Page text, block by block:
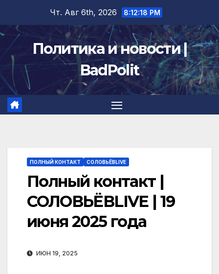
содержимому
Чт. Авг 6th, 2026 8:12:19 PM
Политика и новости |
BadPolit
ПОЛНЫЙ КОНТАКТ СОЛОВЬЁВLIVE
Полный контакт |
СОЛОВЬЁВLIVE | 19
июня 2025 года
ИЮН 19, 2025